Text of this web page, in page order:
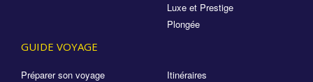
Luxe et Prestige
Plongée
GUIDE VOYAGE
Préparer son voyage
Itinéraires